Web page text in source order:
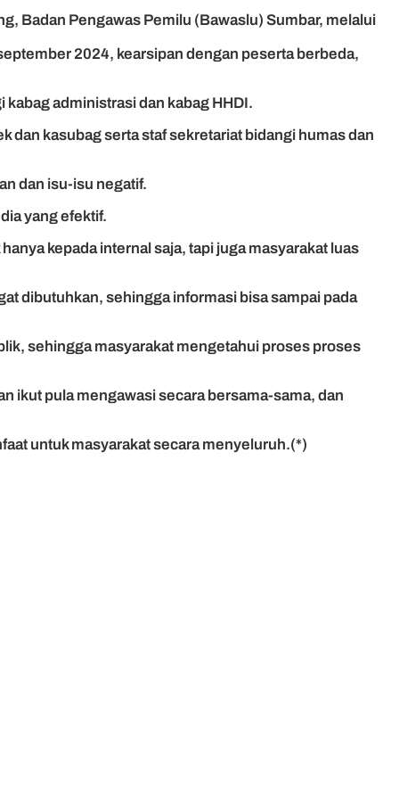
Badan Pengawas Pemilu (Bawaslu) Sumbar, melalui
2024, kearsipan dengan peserta berbeda,
administrasi dan kabag HHDI.
dan kasubag serta staf sekretariat bidangi humas dan
dan isu-isu negatif.
yang efektif.
kepada internal saja, tapi juga masyarakat luas
dibutuhkan, sehingga informasi bisa sampai pada
sehingga masyarakat mengetahui proses proses
ikut pula mengawasi secara bersama-sama, dan
untuk masyarakat secara menyeluruh.(*)